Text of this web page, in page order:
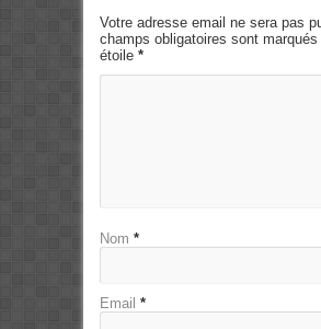
Votre adresse email ne sera pas
champs obligatoires sont marqués
étoile *
Nom *
Email *